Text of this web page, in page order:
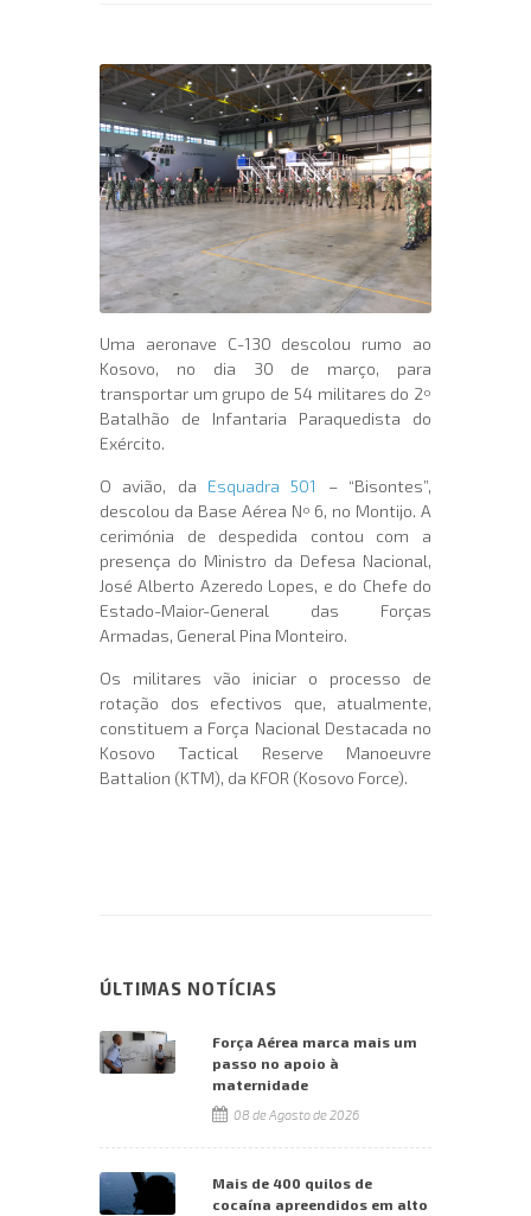
Uma aeronave C-130 descolou rumo ao
Kosovo, no dia 30 de março, para
transportar um grupo de 54 militares do 2º
Batalhão de Infantaria Paraquedista do
Exército.
O avião, da Esquadra 501
– “Bisontes”,
descolou da Base Aérea Nº 6, no Montijo. A
cerimónia de despedida contou com a
presença do Ministro da Defesa Nacional,
José Alberto Azeredo Lopes, e do Chefe do
Estado-Maior-General das Forças
Armadas, General Pina Monteiro.
Os militares vão iniciar o processo de
rotação dos efectivos que, atualmente,
constituem a Força Nacional Destacada no
Kosovo Tactical Reserve Manoeuvre
Battalion (KTM), da KFOR (Kosovo Force).
ÚLTIMAS NOTÍCIAS
Força Aérea marca mais um
passo no apoio à
maternidade
08 de Agosto de 2026
Mais de 400 quilos de
cocaína apreendidos em alto